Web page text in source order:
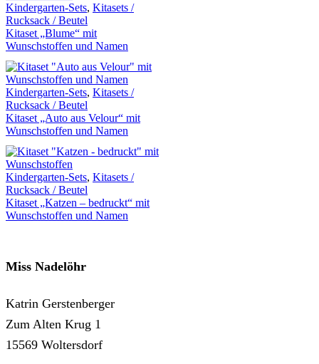
Kindergarten-Sets, Kitasets /
Rucksack / Beutel
Kitaset „Blume“ mit
Wunschstoffen und Namen
Kindergarten-Sets, Kitasets /
Rucksack / Beutel
Kitaset „Auto aus Velour“ mit
Wunschstoffen und Namen
Kindergarten-Sets, Kitasets /
Rucksack / Beutel
Kitaset „Katzen – bedruckt“ mit
Wunschstoffen und Namen
Miss Nadelöhr
Katrin Gerstenberger
Zum Alten Krug 1
15569 Woltersdorf